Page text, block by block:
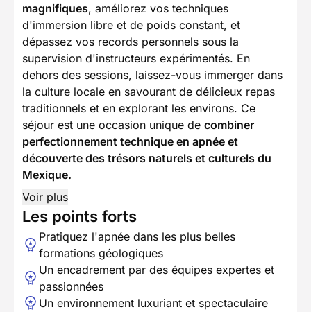
magnifiques, améliorez vos techniques
d'immersion libre et de poids constant, et
dépassez vos records personnels sous la
supervision d'instructeurs expérimentés. En
dehors des sessions, laissez-vous immerger dans
la culture locale en savourant de délicieux repas
traditionnels et en explorant les environs. Ce
séjour est une occasion unique de combiner
perfectionnement technique en apnée et
découverte des trésors naturels et culturels du
Mexique.
Voir plus
Les points forts
Pratiquez l'apnée dans les plus belles
formations géologiques
Un encadrement par des équipes expertes et
passionnées
Un environnement luxuriant et spectaculaire